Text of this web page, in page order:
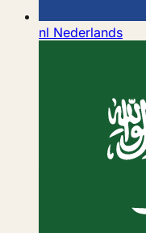
nl Nederlands